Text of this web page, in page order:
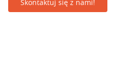
Skontaktuj się z nami!